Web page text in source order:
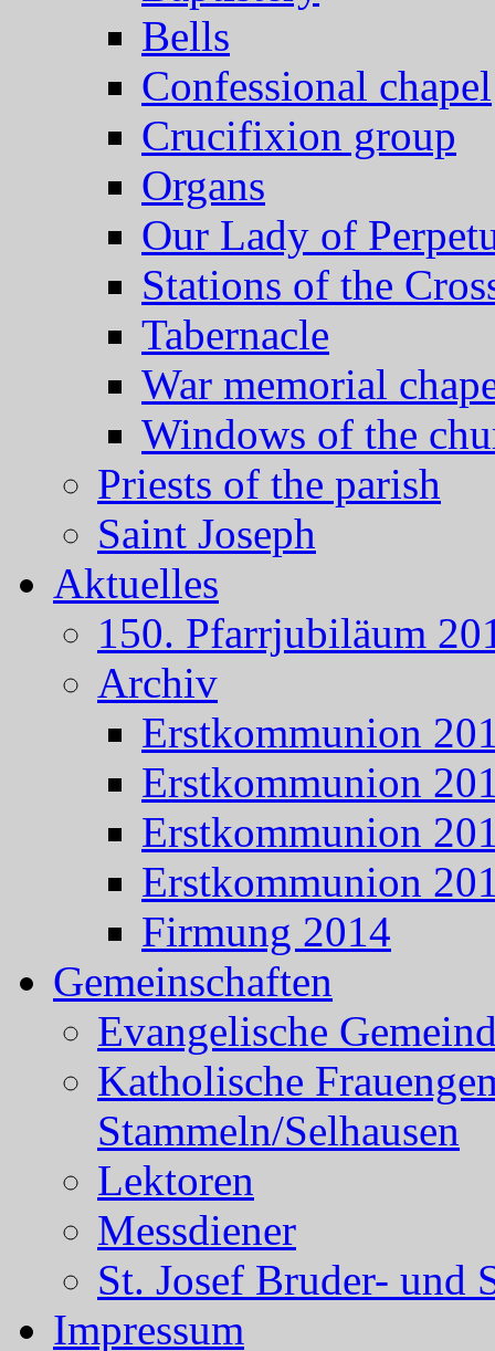
Bells
Confessional chapel
Crucifixion group
Organs
Our Lady of
Stations of the
Tabernacle
War memorial
Windows of the
Priests of the parish
Saint Joseph
Aktuelles
150. Pfarrjubiläum
Archiv
Erstkommunion
Erstkommunion
Erstkommunion
Erstkommunion
Firmung 2014
Gemeinschaften
Evangelische
Katholische
Stammeln/Selhausen
Lektoren
Messdiener
St. Josef Bruder- und
Impressum